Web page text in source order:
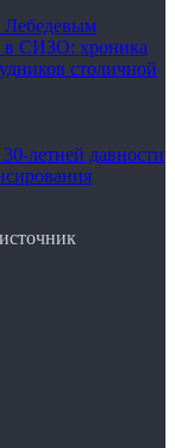
в СИЗО: хроника
столичной
летней давности